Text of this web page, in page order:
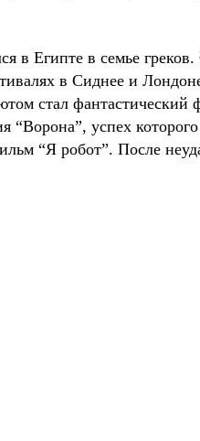
в Египте в семье
в Сиднее и
стал
“Ворона”, успех
“Я робот”. После